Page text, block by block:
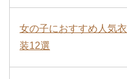
女の子におすすめ人気衣
装12選